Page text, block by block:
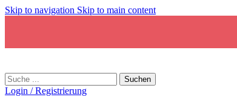
Skip to navigation Skip to main content
Suchen
Login / Registrierung